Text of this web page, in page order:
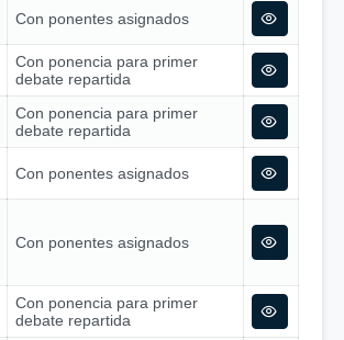
Con ponentes asignados
Con ponencia para primer
debate repartida
Con ponencia para primer
debate repartida
Con ponentes asignados
Con ponentes asignados
Con ponencia para primer
debate repartida